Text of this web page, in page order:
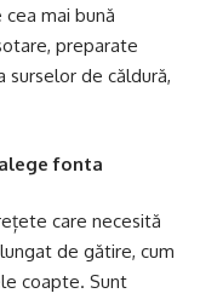
mai bună
preparate
de căldură,
fonta
care necesită
de gătire, cum
coapte. Sunt